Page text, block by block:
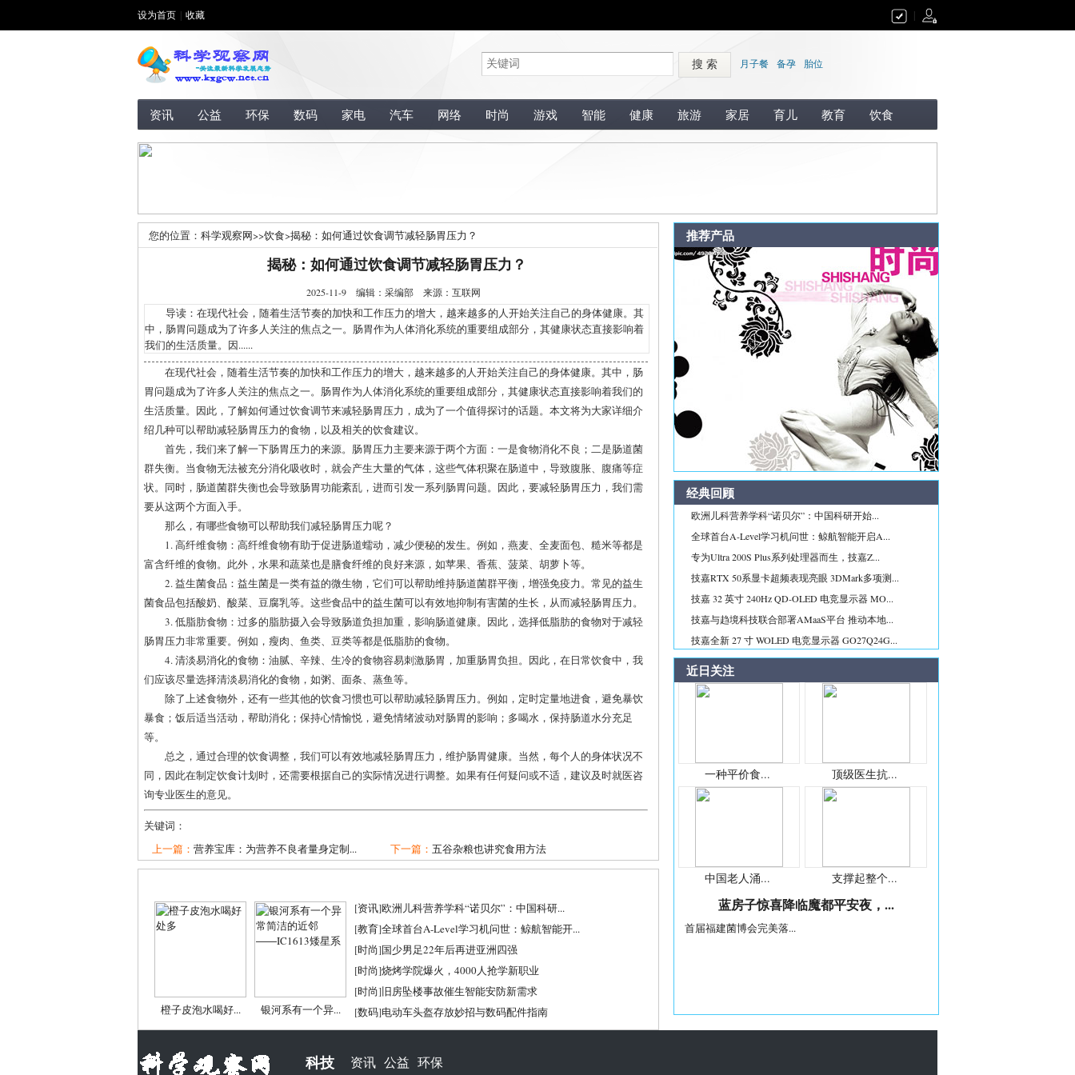
设为首页 收藏
搜 索 月子餐 备孕 胎位
资讯 公益 环保 数码 家电 汽车 网络 时尚 游戏 智能 健康 旅游 家居 育儿 教育 饮食
您的位置： 科学观察网>>饮食>揭秘：如何通过饮食调节减轻肠胃压力？
揭秘：如何通过饮食调节减轻肠胃压力？
2025-11-9 编辑：采编部 来源：互联网
导读：在现代社会，随着生活节奏的加快和工作压力的增大，越来越多的人开始关注自己的身体健康。其
中，肠胃问题成为了许多人关注的焦点之一。肠胃作为人体消化系统的重要组成部分，其健康状态直接影响着
我们的生活质量。因......
在现代社会，随着生活节奏的加快和工作压力的增大，越来越多的人开始关注自己的身体健康。其中，肠
胃问题成为了许多人关注的焦点之一。肠胃作为人体消化系统的重要组成部分，其健康状态直接影响着我们的
生活质量。因此，了解如何通过饮食调节来减轻肠胃压力，成为了一个值得探讨的话题。本文将为大家详细介
绍几种可以帮助减轻肠胃压力的食物，以及相关的饮食建议。
首先，我们来了解一下肠胃压力的来源。肠胃压力主要来源于两个方面：一是食物消化不良；二是肠道菌
群失衡。当食物无法被充分消化吸收时，就会产生大量的气体，这些气体积聚在肠道中，导致腹胀、腹痛等症
状。同时，肠道菌群失衡也会导致肠胃功能紊乱，进而引发一系列肠胃问题。因此，要减轻肠胃压力，我们需
要从这两个方面入手。
那么，有哪些食物可以帮助我们减轻肠胃压力呢？
1. 高纤维食物：高纤维食物有助于促进肠道蠕动，减少便秘的发生。例如，燕麦、全麦面包、糙米等都是
富含纤维的食物。此外，水果和蔬菜也是膳食纤维的良好来源，如苹果、香蕉、菠菜、胡萝卜等。
2. 益生菌食品：益生菌是一类有益的微生物，它们可以帮助维持肠道菌群平衡，增强免疫力。常见的益生
菌食品包括酸奶、酸菜、豆腐乳等。这些食品中的益生菌可以有效地抑制有害菌的生长，从而减轻肠胃压力。
3. 低脂肪食物：过多的脂肪摄入会导致肠道负担加重，影响肠道健康。因此，选择低脂肪的食物对于减轻
肠胃压力非常重要。例如，瘦肉、鱼类、豆类等都是低脂肪的食物。
4. 清淡易消化的食物：油腻、辛辣、生冷的食物容易刺激肠胃，加重肠胃负担。因此，在日常饮食中，我
们应该尽量选择清淡易消化的食物，如粥、面条、蒸鱼等。
除了上述食物外，还有一些其他的饮食习惯也可以帮助减轻肠胃压力。例如，定时定量地进食，避免暴饮
暴食；饭后适当活动，帮助消化；保持心情愉悦，避免情绪波动对肠胃的影响；多喝水，保持肠道水分充足
等。
总之，通过合理的饮食调整，我们可以有效地减轻肠胃压力，维护肠胃健康。当然，每个人的身体状况不
同，因此在制定饮食计划时，还需要根据自己的实际情况进行调整。如果有任何疑问或不适，建议及时就医咨
询专业医生的意见。
关键词：
上一篇： 营养宝库：为营养不良者量身定制... 下一篇： 五谷杂粮也讲究食用方法
橙子皮泡水喝好... 银河系有一个异...
[资讯]欧洲儿科营养学科“诺贝尔”：中国科研...
[教育]全球首台A-Level学习机问世：鲸航智能开...
[时尚]国少男足22年后再进亚洲四强
[时尚]烧烤学院爆火，4000人抢学新职业
[时尚]旧房坠楼事故催生智能安防新需求
[数码]电动车头盔存放妙招与数码配件指南
推荐产品
经典回顾
欧洲儿科营养学科“诺贝尔”：中国科研开始...
全球首台A-Level学习机问世：鲸航智能开启A...
专为Ultra 200S Plus系列处理器而生，技嘉Z...
技嘉RTX 50系显卡超频表现亮眼 3DMark多项测...
技嘉 32 英寸 240Hz QD-OLED 电竞显示器 MO...
技嘉与趋境科技联合部署AMaaS平台 推动本地...
技嘉全新 27 寸 WOLED 电竞显示器 GO27Q24G...
近日关注
一种平价食... 顶级医生抗...
中国老人涌... 支撑起整个...
蓝房子惊喜降临魔都平安夜，...
首届福建菌博会完美落...
科技 资讯 公益 环保